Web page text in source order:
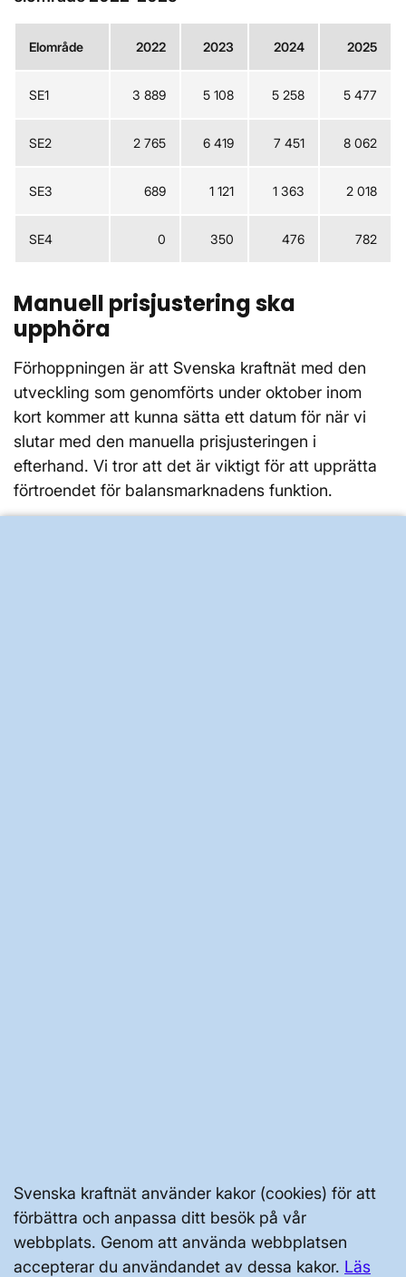
Svenska kraftnät använder kakor (cookies) för att
förbättra och anpassa ditt besök på vår
webbplats. Genom att använda webbplatsen
accepterar du användandet av dessa kakor. Läs
Elområde 2022 2023 2024 2025
SE1 3 889 5 108 5 258 5 477
SE2 2 765 6 419 7 451 8 062
SE3 689 1 121 1 363 2 018
SE4 0 350 476 782
Manuell prisjustering ska
upphöra
Förhoppningen är att Svenska kraftnät med den
utveckling som genomförts under oktober inom
kort kommer att kunna sätta ett datum för när vi
slutar med den manuella prisjusteringen i
efterhand. Vi tror att det är viktigt för att upprätta
förtroendet för balansmarknadens funktion.
AKTÖRSPORTALEN
PRESS OCH NYHETER